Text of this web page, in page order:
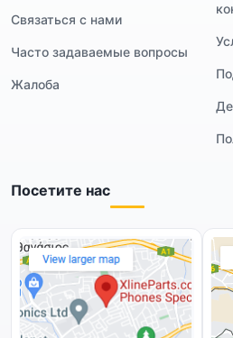
Связаться с нами
Часто задаваемые вопросы
Жалоба
Посетите нас